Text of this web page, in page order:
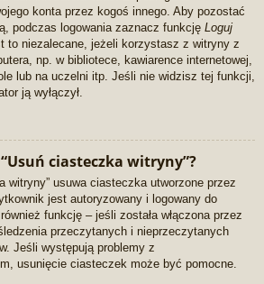
konta przez kogoś innego. Aby pozostać
podczas logowania zaznacz funkcję Loguj
to niezalecane, jeżeli korzystasz z witryny z
np. w bibliotece, kawiarence internetowej,
lub na uczelni itp. Jeśli nie widzisz tej funkcji,
ją wyłączył.
ciasteczka witryny”?
witryny” usuwa ciasteczka utworzone przez
jest autoryzowany i logowany do
funkcję – jeśli została włączona przez
przeczytanych i nieprzeczytanych
Jeśli występują problemy z
usunięcie ciasteczek może być pomocne.